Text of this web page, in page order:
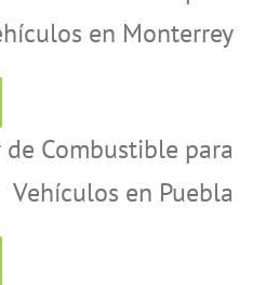
en Monterrey
Combustible para
Vehículos en Puebla